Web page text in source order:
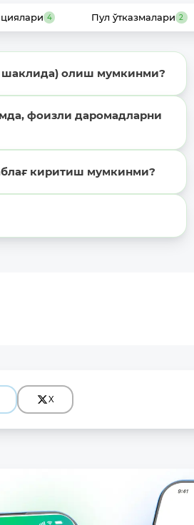
4 Пул ўтказмалари 2
шаклида) олиш мумкинми?
фоизли даромадларни
киритиш мумкинми?
X